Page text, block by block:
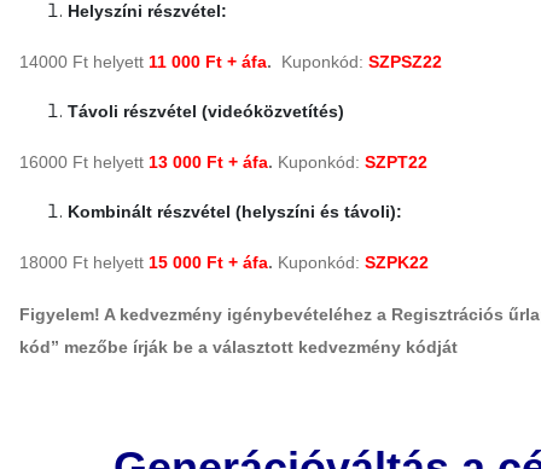
Helyszíni részvétel:
14000 Ft helyett 11 000 Ft + áfa. Kuponkód: SZPSZ22
Távoli részvétel (videóközvetítés)
16000 Ft helyett 13 000 Ft + áfa. Kuponkód: SZPT22
Kombinált részvétel (helyszíni és távoli):
18000 Ft helyett 15 000 Ft + áfa. Kuponkód: SZPK22
Figyelem! A kedvezmény igénybevételéhez a Regisztrációs
kód” mezőbe írják be a választott kedvezmény kódját